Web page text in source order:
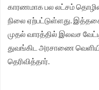
காரணமாக பல லட்சம்
நிலை ஏற்பட்டுள்ளது.
முதல் வாரத்தில் இலவச
துவங்கிட அரசாணை
தெரிவித்தார்.